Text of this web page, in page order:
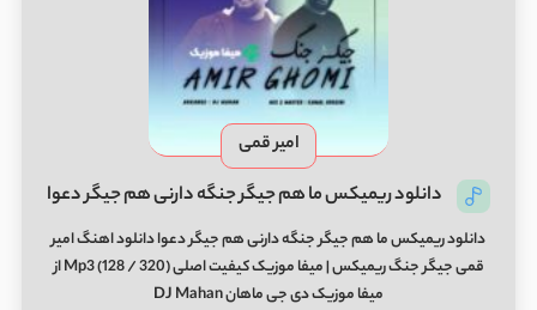
امیر قمی
دانلود ریمیکس ما هم جیگر جنگه دارنی هم جیگر دعوا
دانلود ریمیکس ما هم جیگر جنگه دارنی هم جیگر دعوا دانلود اهنگ امیر
قمی جیگر جنگ ریمیکس | میفا موزیک کیفیت اصلی (320 / 128) Mp3 از
میفا موزیک دی جی ماهان DJ Mahan